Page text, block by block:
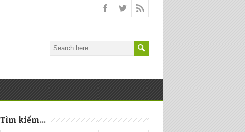
Tìm kiếm...